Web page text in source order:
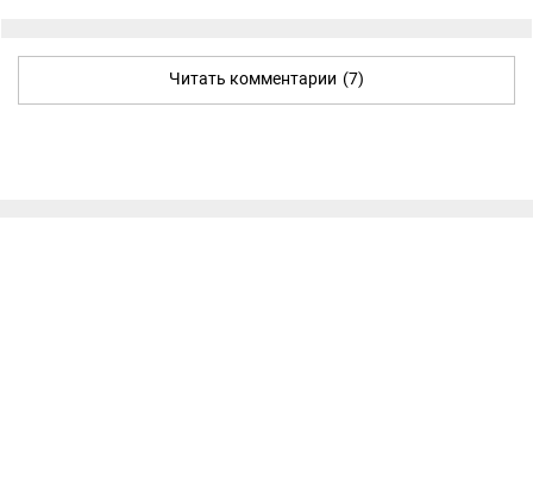
Читать комментарии (7)